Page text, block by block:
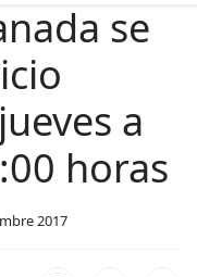
se
a
horas
2017